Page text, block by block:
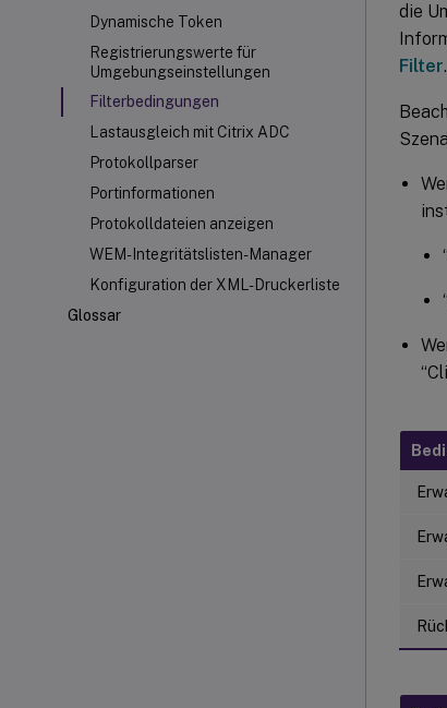
Dynamische Token
Registrierungswerte für
Umgebungseinstellungen
Filterbedingungen
Lastausgleich mit Citrix ADC
Protokollparser
Portinformationen
Protokolldateien anzeigen
WEM-Integritätslisten-Manager
Konfiguration der XML-Druckerliste
Glossar
die
Filter.